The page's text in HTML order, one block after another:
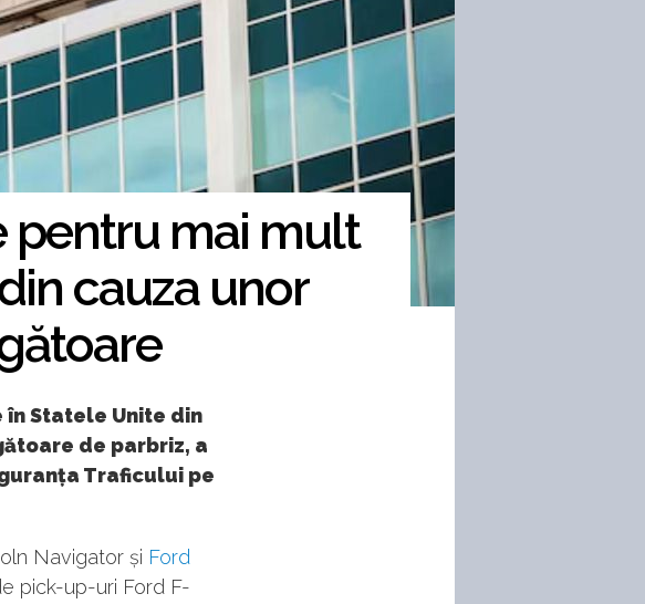
pentru mai mult
cauza unor
în Statele Unite din
de parbriz, a
Traficului pe
Navigator și Ford
pick-up-uri Ford F-